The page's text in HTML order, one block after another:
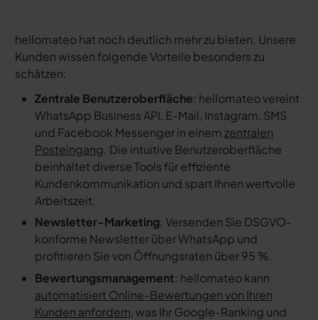
hellomateo hat noch deutlich mehr zu bieten. Unsere
Kunden wissen folgende Vorteile besonders zu
schätzen:
Zentrale Benutzeroberfläche: hellomateo vereint
WhatsApp Business API, E-Mail, Instagram, SMS
und Facebook Messenger in einem zentralen
Posteingang. Die intuitive Benutzeroberfläche
beinhaltet diverse Tools für effiziente
Kundenkommunikation und spart Ihnen wertvolle
Arbeitszeit.
Newsletter-Marketing: Versenden Sie DSGVO-
konforme Newsletter über WhatsApp und
profitieren Sie von Öffnungsraten über 95 %.
Bewertungsmanagement: hellomateo kann
automatisiert Online-Bewertungen von Ihren
Kunden anfordern, was Ihr Google-Ranking und